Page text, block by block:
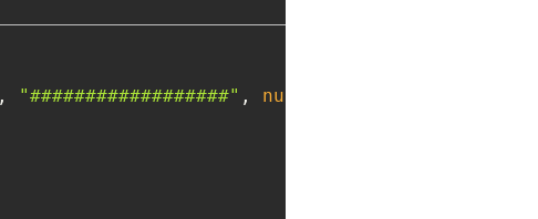
, "##################" , null